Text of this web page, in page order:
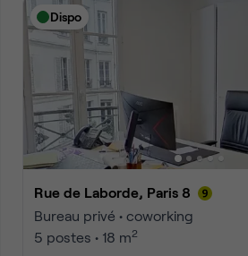
Dispo
Rue de Laborde, Paris 8
Bureau privé • coworking
5 postes • 18 m2